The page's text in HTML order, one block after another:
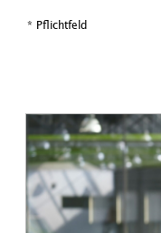
* Pflichtfeld